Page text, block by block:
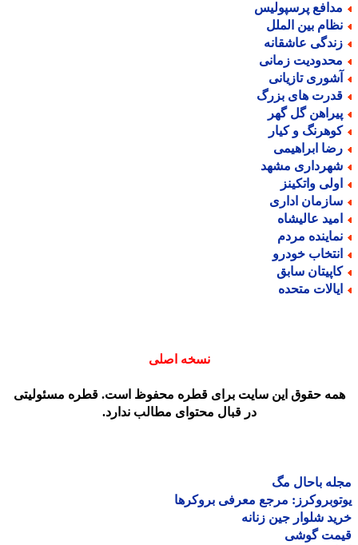
پرسپولیس
بین الملل
عاشقانه
زمانی
تازیانی
های بزرگ
گل گهر
و کیار
ابراهیمی
مشهد
واتکینز
اداری
عالیشاه
مردم
خودرو
سابق
متحده
نسخه اصلی
حقوق این سایت برای قطره محفوظ است. قطره مسئولیتی
در قبال محتوای مطالب ندارد.
باحال مگ
مرجع معرفی بروکرها
شلوار جین زنانه
گوشی